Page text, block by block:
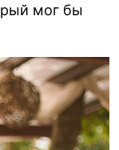
мог бы